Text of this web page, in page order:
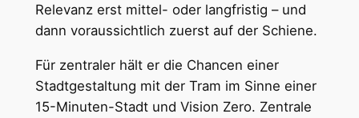
Relevanz erst mittel- oder langfristig – und
dann voraussichtlich zuerst auf der Schiene.
Für zentraler hält er die Chancen einer
Stadtgestaltung mit der Tram im Sinne einer
15-Minuten-Stadt und Vision Zero. Zentrale